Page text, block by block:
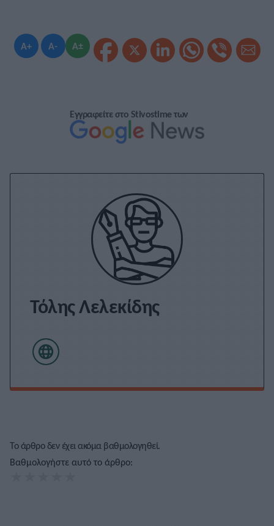
A+ A- A±
Εγγραφείτε στο Stivostime των
Τόλης Λελεκίδης
Το άρθρο δεν έχει ακόμα βαθμολογηθεί.
Βαθμολογήστε αυτό το άρθρο: